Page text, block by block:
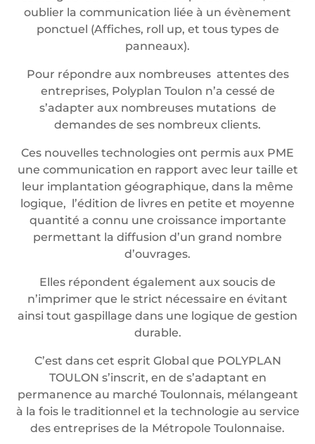
oublier la communication liée à un évènement
ponctuel (Affiches, roll up, et tous types de
panneaux).
Pour répondre aux nombreuses attentes des
entreprises, Polyplan Toulon n’a cessé de
s’adapter aux nombreuses mutations de
demandes de ses nombreux clients.
Ces nouvelles technologies ont permis aux PME
une communication en rapport avec leur taille et
leur implantation géographique, dans la même
logique, l’édition de livres en petite et moyenne
quantité a connu une croissance importante
permettant la diffusion d’un grand nombre
d’ouvrages.
Elles répondent également aux soucis de
n’imprimer que le strict nécessaire en évitant
ainsi tout gaspillage dans une logique de gestion
durable.
C’est dans cet esprit Global que POLYPLAN
TOULON s’inscrit, en de s’adaptant en
permanence au marché Toulonnais, mélangeant
à la fois le traditionnel et la technologie au service
des entreprises de la Métropole Toulonnaise.